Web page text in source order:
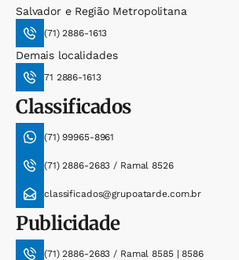
Salvador e Região Metropolitana
(71) 2886-1613
Demais localidades
71 2886-1613
Classificados
(71) 99965-8961
(71) 2886-2683 / Ramal 8526
classificados@grupoatarde.com.br
Publicidade
(71) 2886-2683 / Ramal 8585 | 8586